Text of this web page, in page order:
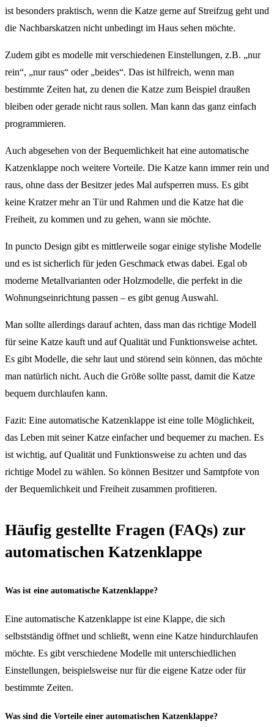
ist besonders praktisch, wenn die Katze gerne auf Streifzug geht und
die Nachbarskatzen nicht unbedingt im Haus sehen möchte.
Zudem gibt es modelle mit verschiedenen Einstellungen, z.B. „nur
rein“, „nur raus“ oder „beides“. Das ist hilfreich, wenn man
bestimmte Zeiten hat, zu denen die Katze zum Beispiel draußen
bleiben oder gerade nicht raus sollen. Man kann das ganz einfach
programmieren.
Auch abgesehen von der Bequemlichkeit hat eine automatische
Katzenklappe noch weitere Vorteile. Die Katze kann immer rein und
raus, ohne dass der Besitzer jedes Mal aufsperren muss. Es gibt
keine Kratzer mehr an Tür und Rahmen und die Katze hat die
Freiheit, zu kommen und zu gehen, wann sie möchte.
In puncto Design gibt es mittlerweile sogar einige stylishe Modelle
und es ist sicherlich für jeden Geschmack etwas dabei. Egal ob
moderne Metallvarianten oder Holzmodelle, die perfekt in die
Wohnungseinrichtung passen – es gibt genug Auswahl.
Man sollte allerdings darauf achten, dass man das richtige Modell
für seine Katze kauft und auf Qualität und Funktionsweise achtet.
Es gibt Modelle, die sehr laut und störend sein können, das möchte
man natürlich nicht. Auch die Größe sollte passt, damit die Katze
bequem durchlaufen kann.
Fazit: Eine automatische Katzenklappe ist eine tolle Möglichkeit,
das Leben mit seiner Katze einfacher und bequemer zu machen. Es
ist wichtig, auf Qualität und Funktionsweise zu achten und das
richtige Model zu wählen. So können Besitzer und Samtpfote von
der Bequemlichkeit und Freiheit zusammen profitieren.
Häufig gestellte Fragen (FAQs) zur
automatischen Katzenklappe
Was ist eine automatische Katzenklappe?
Eine automatische Katzenklappe ist eine Klappe, die sich
selbstständig öffnet und schließt, wenn eine Katze hindurchlaufen
möchte. Es gibt verschiedene Modelle mit unterschiedlichen
Einstellungen, beispielsweise nur für die eigene Katze oder für
bestimmte Zeiten.
Was sind die Vorteile einer automatischen Katzenklappe?